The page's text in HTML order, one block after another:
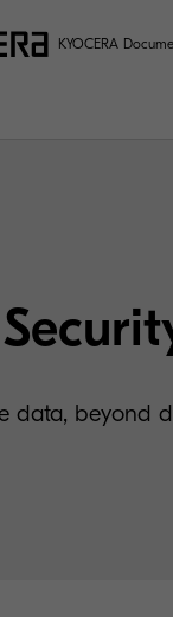
KYOCERA
data, beyond